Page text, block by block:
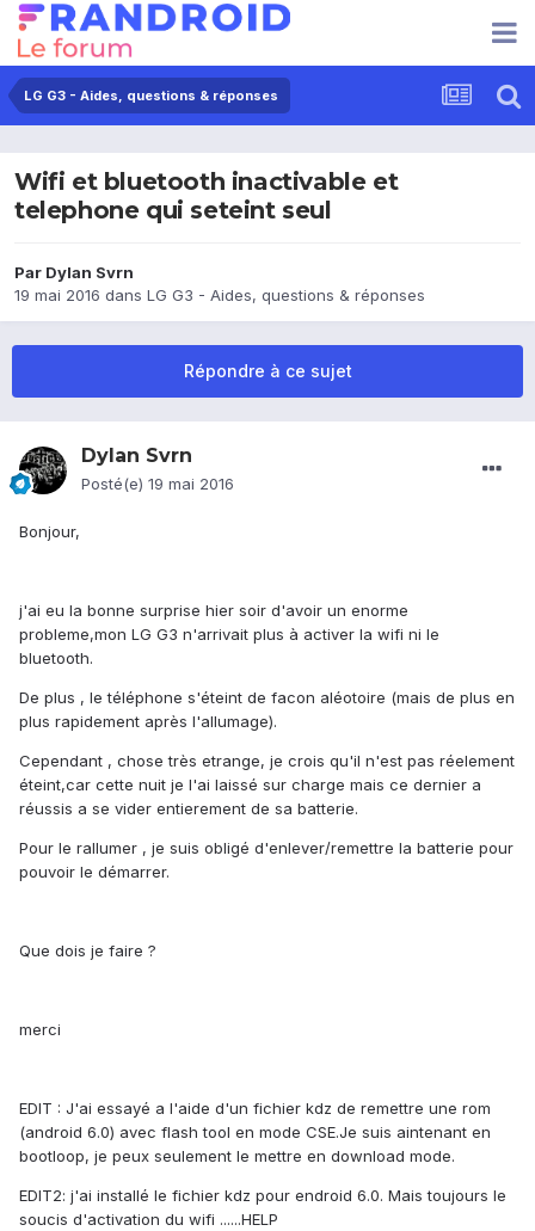
LG G3 - Aides, questions & réponses
Wifi et bluetooth inactivable et
telephone qui seteint seul
Par Dylan Svrn
19 mai 2016 dans LG G3 - Aides, questions & réponses
Répondre à ce sujet
Dylan Svrn
Posté(e) 19 mai 2016
Bonjour,
j'ai eu la bonne surprise hier soir d'avoir un enorme
probleme,mon LG G3 n'arrivait plus à activer la wifi ni le
bluetooth.
De plus , le téléphone s'éteint de facon aléotoire (mais de plus en
plus rapidement après l'allumage).
Cependant , chose très etrange, je crois qu'il n'est pas réelement
éteint,car cette nuit je l'ai laissé sur charge mais ce dernier a
réussis a se vider entierement de sa batterie.
Pour le rallumer , je suis obligé d'enlever/remettre la batterie pour
pouvoir le démarrer.
Que dois je faire ?
merci
EDIT : J'ai essayé a l'aide d'un fichier kdz de remettre une rom
(android 6.0) avec flash tool en mode CSE.Je suis aintenant en
bootloop, je peux seulement le mettre en download mode.
EDIT2: j'ai installé le fichier kdz pour endroid 6.0. Mais toujours le
soucis d'activation du wifi ......HELP